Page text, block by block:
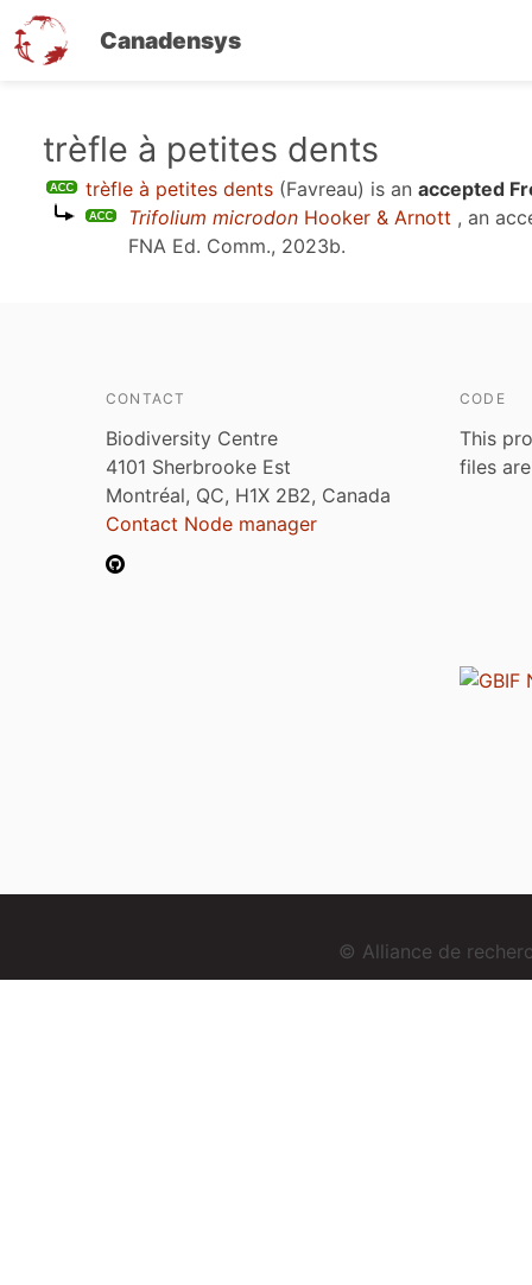
Canadensys
content
trèfle à petites dents
trèfle à petites dents (Favreau) is an accepted
Trifolium microdon Hooker & Arnott , an
FNA Ed. Comm., 2023b.
CONTACT
Biodiversity Centre
4101 Sherbrooke Est
Montréal, QC, H1X 2B2, Canada
Contact Node manager
CODE
This
files
© Alliance de